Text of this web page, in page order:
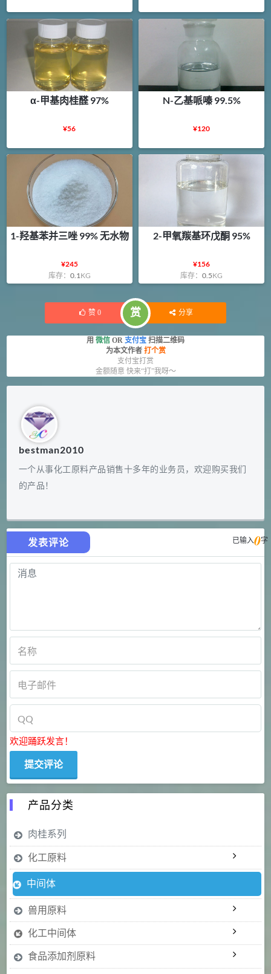
α-甲基肉桂醛 97%
¥56
N-乙基哌嗪 99.5%
¥120
1-羟基苯并三唑 99% 无水物
¥245
库存： 0.1KG
2-甲氧羰基环戊酮 95%
¥156
库存：0.5KG
赞 0 赏 分享
用 微信 OR 支付宝 扫描二维码
为本文作者 打个赏
支付宝打赏
金额随意 快来“打”我呀～
bestman2010
一个从事化工原料产品销售十多年的业务员，欢迎购买我们
的产品！
发表评论 已输入0字
欢迎踊跃发言！
产品分类
肉桂系列
化工原料
中间体
兽用原料
化工中间体
食品添加剂原料